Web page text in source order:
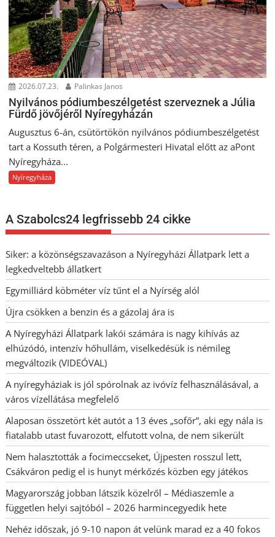
2026.07.23. Palinkas Janos
Nyilvános pódiumbeszélgetést szerveznek a Júlia
Fürdő jövőjéről Nyíregyházán
Augusztus 6-án, csütörtökön nyilvános pódiumbeszélgetést
tart a Kossuth téren, a Polgármesteri Hivatal előtt az aPont
Nyíregyháza...
Nyíregyháza
A Szabolcs24 legfrissebb 24 cikke
Siker: a közönségszavazáson a Nyíregyházi Állatpark lett a
legkedveltebb állatkert
Egymilliárd köbméter víz tűnt el a Nyírség alól
Újra csökken a benzin és a gázolaj ára is
A Nyíregyházi Állatpark lakói számára is nagy kihívás az
elhúzódó, intenzív hőhullám, viselkedésük is némileg
megváltozik (VIDEÓVAL)
A nyíregyháziak is jól spórolnak az ivóvíz felhasználásával, a
város vízellátása megfelelő
Alaposan összetört két autót a 13 éves „sofőr”, aki egy nála is
fiatalabb utast fuvarozott, elfutott volna, de nem sikerült
Nem halasztották a focimeccseket, Újpesten rosszul lett,
Csákváron pedig el is hunyt mérkőzés közben egy játékos
Magyarország jobban látszik közelről – Médiaszemle a
független helyi sajtóból – 2026 harmincegyedik hete
Nehéz időszak, jó 9-10 napon át velünk marad ez a 40 fokos